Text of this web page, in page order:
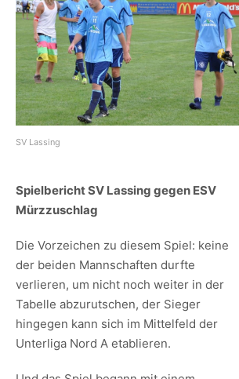
SV Lassing
Spielbericht SV Lassing gegen ESV
Mürzzuschlag
Die Vorzeichen zu diesem Spiel: keine
der beiden Mannschaften durfte
verlieren, um nicht noch weiter in der
Tabelle abzurutschen, der Sieger
hingegen kann sich im Mittelfeld der
Unterliga Nord A etablieren.